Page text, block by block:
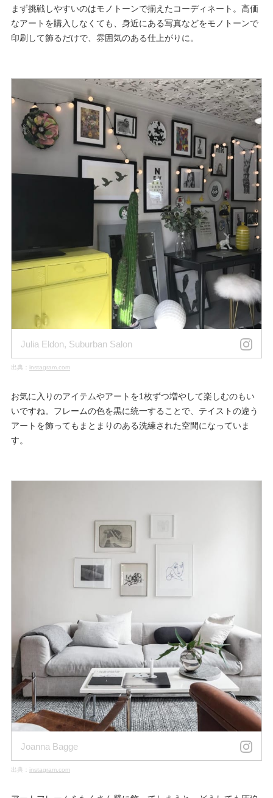
まず挑戦しやすいのはモノトーンで揃えたコーディネート。高価
なアートを購入しなくても、身近にある写真などをモノトーンで
印刷して飾るだけで、雰囲気のある仕上がりに。
Julia Eldon, Suburban Salon
出典： instagram.com
お気に入りのアイテムやアートを1枚ずつ増やして楽しむのもい
いですね。フレームの色を黒に統一することで、テイストの違う
アートを飾ってもまとまりのある洗練された空間になっていま
す。
Joanna Bagge
出典： instagram.com